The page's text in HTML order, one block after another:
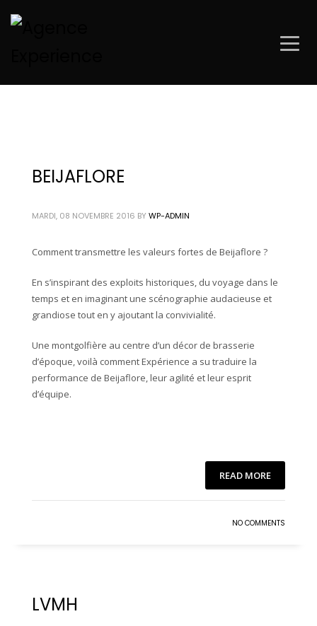
BEIJAFLORE
MARDI, 08 NOVEMBRE 2016 BY WP-ADMIN
Comment transmettre les valeurs fortes de Beijaflore ?
En s’inspirant des exploits historiques, du voyage dans le
temps et en imaginant une scénographie audacieuse et
grandiose tout en y ajoutant la convivialité.
Une montgolfière au centre d’un décor de brasserie
d’époque, voilà comment Expérience a su traduire la
performance de Beijaflore, leur agilité et leur esprit
d’équipe.
READ MORE
NO COMMENTS
LVMH